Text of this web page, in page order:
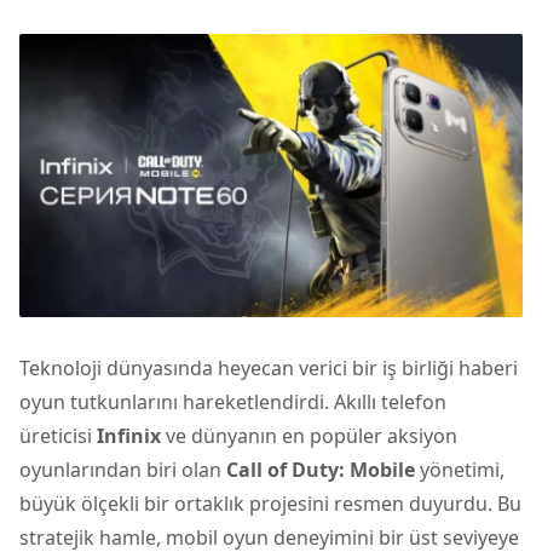
Teknoloji dünyasında heyecan verici bir iş birliği haberi
oyun tutkunlarını hareketlendirdi. Akıllı telefon
üreticisi Infinixve dünyanın en popüler aksiyon
oyunlarından biri olan Call of Duty: Mobileyönetimi,
büyük ölçekli bir ortaklık projesini resmen duyurdu. Bu
stratejik hamle, mobil oyun deneyimini bir üst seviyeye